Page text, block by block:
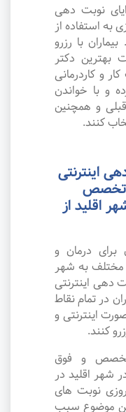
نوبت دهی
به استفاده از
با رزرو
بهترین دکتر
کاردرمانی
و با خواندن
و همچنین
کنند.
اینترنتی
تخصص
اقلید از
برای درمان و
مختلف به شهر
دهی اینترنتی
در تمام نقاط
اینترنتی و
کنند.
و فوق
شهر اقلید در
نوبت های
این موضوع سبب